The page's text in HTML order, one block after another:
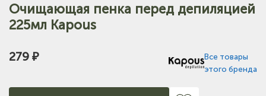
Очищающая пенка перед депиляцией
225мл Kapous
279 ₽
Все товары
этого бренда